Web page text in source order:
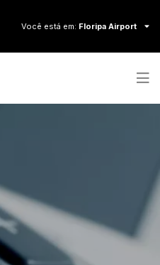
Você está em: Floripa Airport